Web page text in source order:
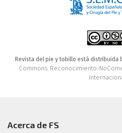
Revista del pie y tobillo está distribuida
Commons Reconocimiento-
Acerca de FS